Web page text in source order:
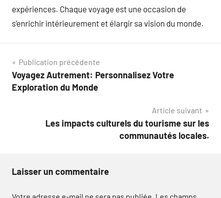
expériences. Chaque voyage est une occasion de
s’enrichir intérieurement et élargir sa vision du monde.
Navigation
de
Publication précédente
Voyagez Autrement: Personnalisez Votre
Exploration du Monde
Article suivant
Les impacts culturels du tourisme sur les
communautés locales.
Laisser un commentaire